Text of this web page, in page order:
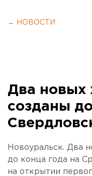
← НОВОСТИ
Два новых
созданы
Новоуральск. Два
до конца года на
на открытии